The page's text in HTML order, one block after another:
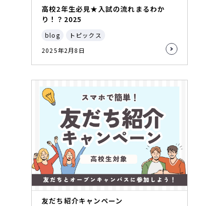
高校2年生必見★入試の流れまるわか
り！？2025
blog
トピックス
2025年2月8日
友だち紹介キャンペーン